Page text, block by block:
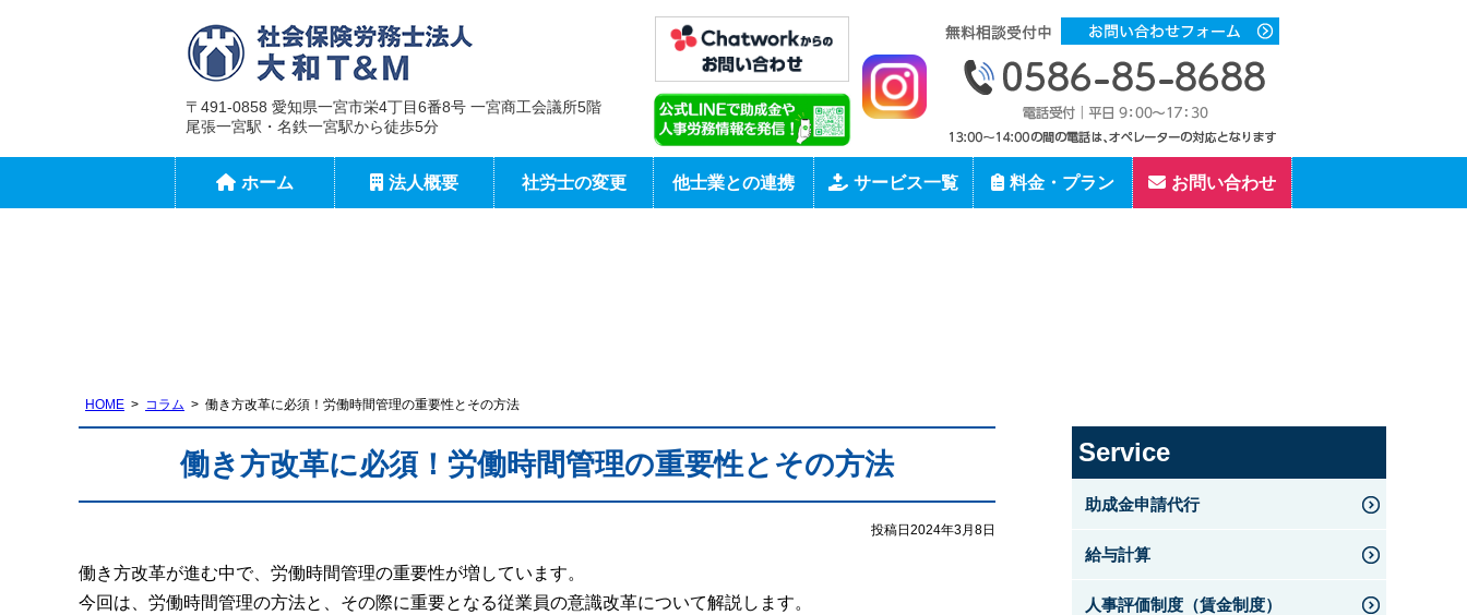
社会保険労務士法人 大和T&M
〒491-0858 愛知県一宮市栄4丁目6番8号 一宮商工会議所5階
尾張一宮駅・名鉄一宮駅から徒歩5分
ホーム 法人概要 社労士の変更 他士業との連携 サービス一覧 料金・プラン お問い合わせ
HOME コラム 働き方改革に必須！労働時間管理の重要性とその方法
働き方改革に必須！労働時間管理の重要性とその方法
投稿日2024年3月8日
働き方改革が進む中で、労働時間管理の重要性が増しています。
今回は、労働時間管理の方法と、その際に重要となる従業員の意識改革について解説します。
Service
助成金申請代行
給与計算
人事評価制度（賃金制度）